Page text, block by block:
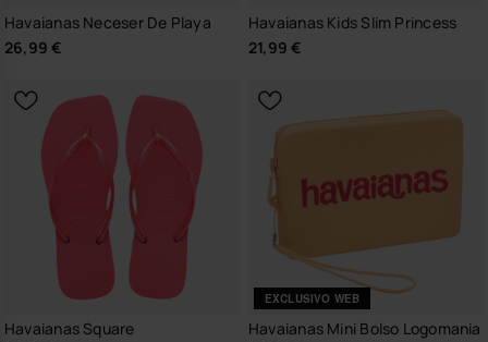
Havaianas Neceser De Playa
26,99 €
Havaianas Kids Slim Princess
21,99 €
Havaianas Square
EXCLUSIVO WEB
Havaianas Mini Bolso Logomania